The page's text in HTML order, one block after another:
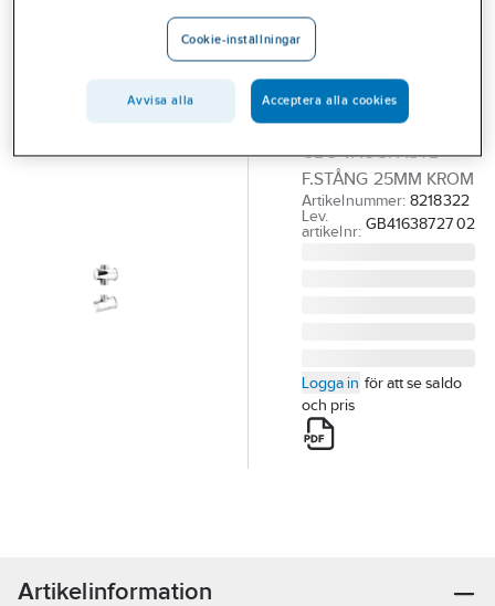
Väggfäste till
duschstång 25
mm,
Gustavsberg
GBG VÄGGFÄSTE
F.STÅNG 25MM KROM
Artikelnummer: 8218322
Lev.
artikelnr: GB41638727 02
Logga in för att se saldo
och pris
Artikelinformation
Cookie-inställningar
Avvisa alla Acceptera alla cookies